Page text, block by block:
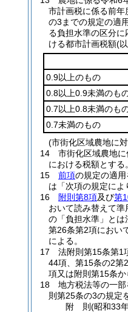
市計画税に係る前
の3までの規定の適
る負担水準の区分に
ける都市計画税額(
0.9以上のもの
0.8以上0.9未満のも
0.7以上0.8未満のも
0.7未満のもの
(市街化区域農地に
14
市街化区域農地
における税額とする。
15
前項の規定の適
は「次項の規定によ
16
附則第8項及び第
おいて読み替えて準
の「負担水準」とは
第26条第2項におい
による。
17
法附則第15条第1
44項、第15条の2第
項又は附則第15条か
18
地方税法等の一
則第25条の3の規定
附 則(昭和33